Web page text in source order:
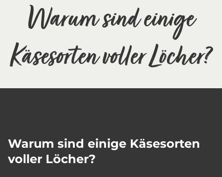
Warum sind einige
Käsesorten voller Löcher?
Warum sind einige Käsesorten
voller Löcher?